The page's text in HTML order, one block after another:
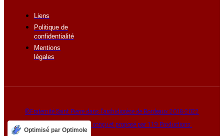
Liens
Politique de
confidentialité
Mentions
légales
©Fraternité Saint Pierre dans l'archidiocèse de Bordeaux 2018-2022
Maparoissesurinternet, conçu et proposé par 119 Productions.
Optimisé par Optimole